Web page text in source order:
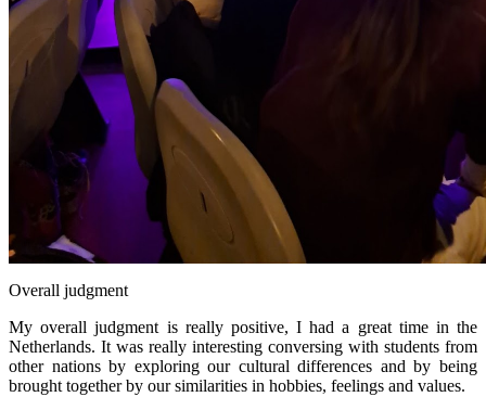
Overall judgment
My overall judgment is really positive, I had a great time in the
Netherlands. It was really interesting conversing with students from
other nations by exploring our cultural differences and by being
brought together by our similarities in hobbies, feelings and values.